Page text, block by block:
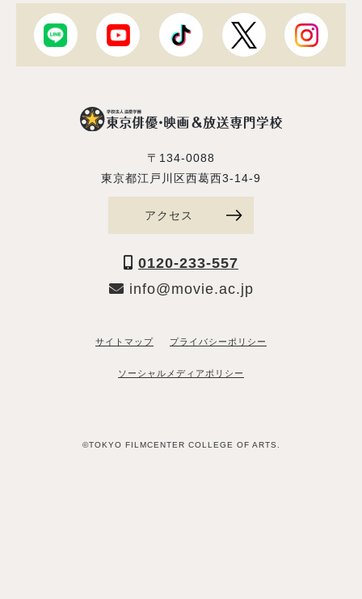
〒134-0088
東京都江戸川区西葛西3-14-9
アクセス
0120-233-557
info@movie.ac.jp
サイトマップ プライバシーポリシー
ソーシャルメディアポリシー
©TOKYO FILMCENTER COLLEGE OF ARTS.